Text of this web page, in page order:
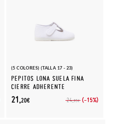
(5 COLORES) (TALLA 17 - 23)
PEPITOS LONA SUELA FINA
CIERRE ADHERENTE
24,95€ (-15%)
21,20€